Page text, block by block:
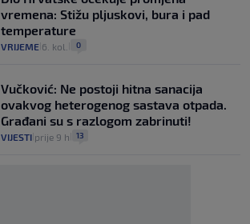
vremena: Stižu pljuskovi, bura i pad
temperature
VRIJEME 6. kol. 0
Vučković: Ne postoji hitna sanacija
ovakvog heterogenog sastava otpada.
Građani su s razlogom zabrinuti!
VIJESTI prije 9 h 13